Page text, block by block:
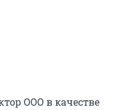
ООО в качестве